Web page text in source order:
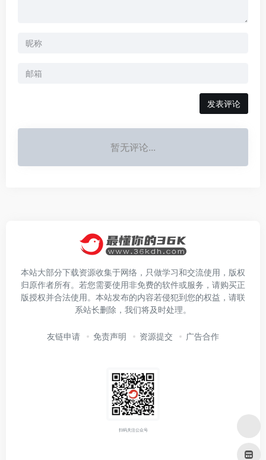
发表评论
暂无评论...
本站大部分下载资源收集于网络，只做学习和交流使用，版权
归原作者所有。若您需要使用非免费的软件或服务，请购买正
版授权并合法使用。本站发布的内容若侵犯到您的权益，请联
系站长删除，我们将及时处理。
友链申请 免责声明 资源提交 广告合作
扫码关注公众号